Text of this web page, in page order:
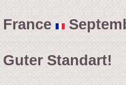
France
Guter Standart!